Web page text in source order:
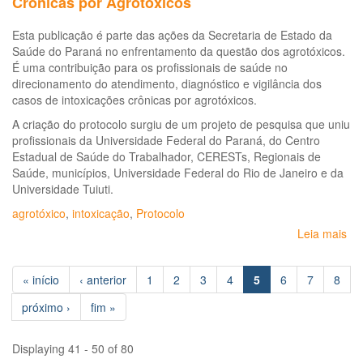
Esta publicação é parte das ações da Secretaria de Estado da
Saúde do Paraná no enfrentamento da questão dos agrotóxicos.
É uma contribuição para os profissionais de saúde no
direcionamento do atendimento, diagnóstico e vigilância dos
casos de intoxicações crônicas por agrotóxicos.
A criação do protocolo surgiu de um projeto de pesquisa que uniu
profissionais da Universidade Federal do Paraná, do Centro
Estadual de Saúde do Trabalhador, CERESTs, Regionais de
Saúde, municípios, Universidade Federal do Rio de Janeiro e da
Universidade Tuiuti.
agrotóxico, intoxicação, Protocolo
Leia mais
de
« início ‹ anterior 1 2 3 4 5 6 7
8
próximo ›
fim »
Displaying 41 - 50 of 80